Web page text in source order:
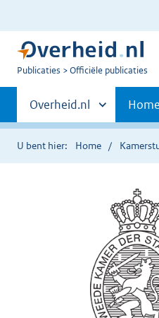
U
Publicaties Officiële publicaties
Primaire
navigatie
Andere
sites
binnen
Overheid.nl Home
U bent hier: Home